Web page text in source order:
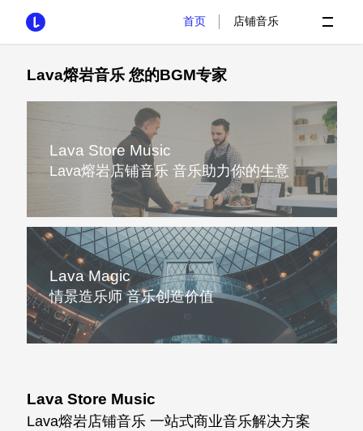
首页 | 店铺音乐
Lava熔岩音乐 您的BGM专家
Lava Store Music
Lava熔岩店铺音乐 音乐助力你的生意
Lava Magic
情景造乐师 音乐创造价值
Lava Store Music
Lava熔岩店铺音乐 一站式商业音乐解决方案